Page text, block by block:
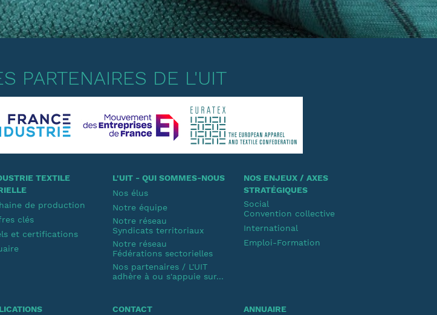
PARTENAIRES DE L'UIT
TEXTILE
de production
clés
et certifications
L'UIT - QUI SOMMES-NOUS
Nos élus
Notre équipe
Notre réseau
Syndicats territoriaux
Notre réseau
Fédérations sectorielles
Nos partenaires / L'UIT
adhère à ou s'appuie sur...
NOS ENJEUX / AXES
STRATÉGIQUES
Social
Convention collective
International
Emploi-Formation
CONTACT ANNUAIRE